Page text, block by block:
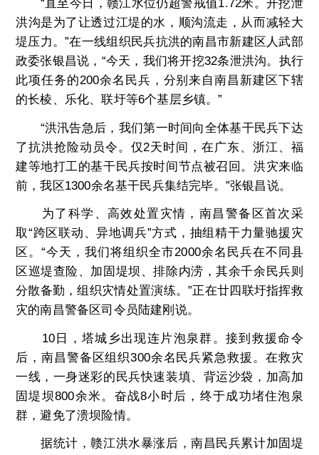
“直至今日，赣江水位仍超警戒值1.72米。开挖泄
洪沟是为了让透过江堤的水，顺沟流走，从而减轻大
堤压力。”在一线组织民兵抗洪的南昌市新建区人武部
政委张银昌说，“今天，我们将开挖32条泄洪沟。执行
此项任务的200余名民兵，分别来自南昌新建区下辖
的长棱、乐化、联圩等6个基层乡镇。”
“洪汛告急后，我们第一时间向全体基干民兵下达
了抗洪抢险动员令。仅2天时间，在广东、浙江、福
建等地打工的基干民兵按时间节点被召回。洪灾来临
前，我区1300余名基干民兵集结完毕。”张银昌说。
为了科学、高效处置灾情，南昌警备区首次采
取“跨区联动、异地调兵”方式，抽组精干力量驰援灾
区。“今天，我们将组织全市2000余名民兵在不同县
区巡堤查险、加固堤坝、排除内涝，其余千余民兵则
分散备勤，组织灾情处置演练。”正在廿四联圩指挥救
灾的南昌警备区司令员陆建刚说。
10日，塔城乡出现连片泡泉群。接到救援命令
后，南昌警备区组织300余名民兵紧急救援。在救灾
一线，一身迷彩的民兵快速装填、背运沙袋，加高加
固堤坝800余米。奋战8小时后，终于成功堵住泡泉
群，避免了溃坝险情。
据统计，赣江洪水暴涨后，南昌民兵累计加固堤